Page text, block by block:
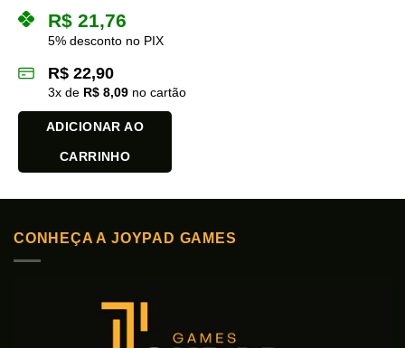
R$ 21,76
5% desconto no PIX
R$ 22,90
3x de R$ 8,09 no cartão
ADICIONAR AO
CARRINHO
CONHEÇA A JOYPAD GAMES